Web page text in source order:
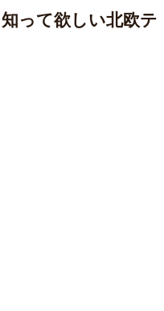
って欲しい北欧テ